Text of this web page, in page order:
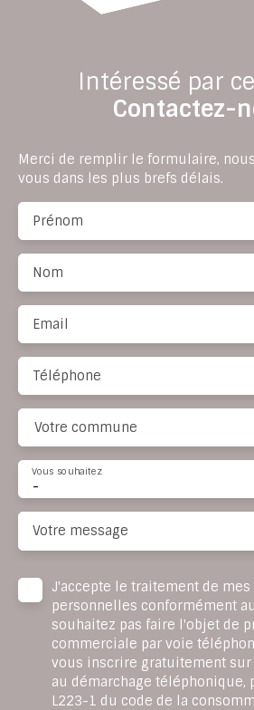
Intéressé par
Contactez-
Merci de remplir le formulaire,
vous dans les plus brefs délais.
Prénom
Nom
Email
Téléphone
Votre commune
-
Vous souhaitez
Votre message
J'accepte le traitement de mes
personnelles conformément au
souhaitez pas faire l'objet de
commerciale par voie
vous inscrire gratuitement
au démarchage téléphonique,
L223-1 du code de la